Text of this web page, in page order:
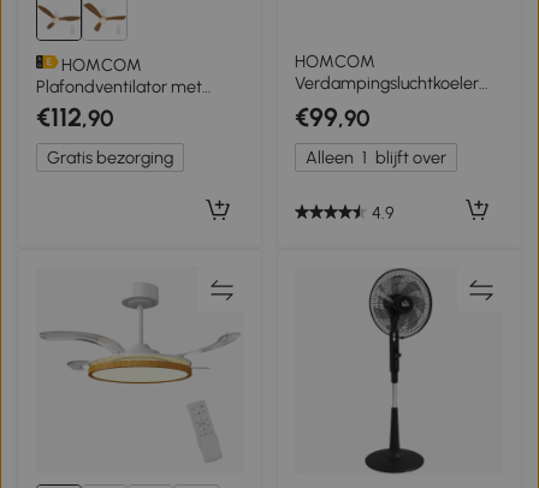
HOMCOM
Plafondventilator met
instelbare verlichting en
afstandsbediening 115 cm,
3 kleuren, 3 bladen, 6
snelheden, timer, Naturel
€112,90
Gratis bezorging
HOMCOM
Verdampingsluchtkoeler
met afstandsbediening, 15-
uurs timer, koelaccu voor
thuis en kantoor, wit
€99,90
Alleen 1 blijft over
4.9